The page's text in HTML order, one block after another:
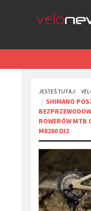
JESTEŚ TUTAJ:
SHIMANO
ROWERÓW MTB
M8200 DI2